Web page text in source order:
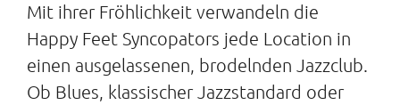
Mit ihrer Fröhlichkeit verwandeln die
Happy Feet Syncopators jede Location in
einen ausgelassenen, brodelnden Jazzclub.
Ob Blues, klassischer Jazzstandard oder